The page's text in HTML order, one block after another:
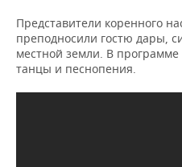
Представители коренного
преподносили гостю дары,
местной земли. В
танцы и песнопения.